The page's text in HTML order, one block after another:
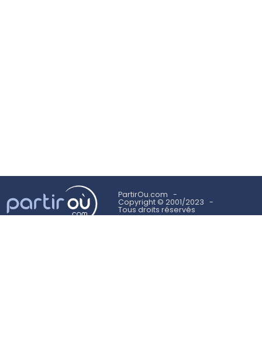
PartirOu.com
Copyright © 2001/2023
Tous droits réservés